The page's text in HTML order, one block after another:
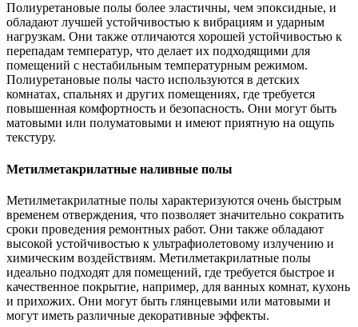
Полиуретановые полы более эластичны, чем эпоксидные, и
обладают лучшей устойчивостью к вибрациям и ударным
нагрузкам. Они также отличаются хорошей устойчивостью к
перепадам температур, что делает их подходящими для
помещений с нестабильным температурным режимом.
Полиуретановые полы часто используются в детских
комнатах, спальнях и других помещениях, где требуется
повышенная комфортность и безопасность. Они могут быть
матовыми или полуматовыми и имеют приятную на ощупь
текстуру.
Метилметакрилатные наливные полы
Метилметакрилатные полы характеризуются очень быстрым
временем отверждения, что позволяет значительно сократить
сроки проведения ремонтных работ. Они также обладают
высокой устойчивостью к ультрафиолетовому излучению и
химическим воздействиям. Метилметакрилатные полы
идеально подходят для помещений, где требуется быстрое и
качественное покрытие, например, для ванных комнат, кухонь
и прихожих. Они могут быть глянцевыми или матовыми и
могут иметь различные декоративные эффекты.